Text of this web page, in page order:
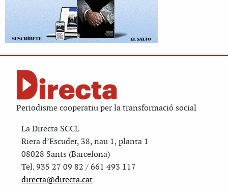
Periodisme cooperatiu per la transformació social
La Directa SCCL
Riera d’Escuder, 38, nau 1, planta 1
08028 Sants (Barcelona)
Tel. 935 27 09 82 / 661 493 117
directa@directa.cat